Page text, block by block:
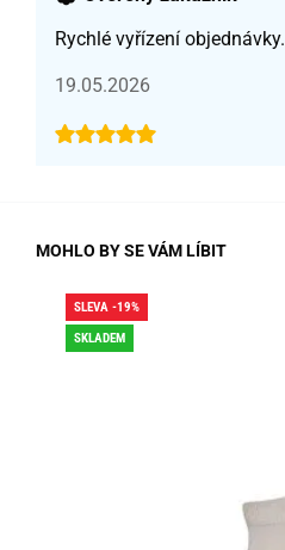
Rychlé vyřízení objednávky.
19.05.2026
MOHLO BY SE VÁM LÍBIT
SLEVA -19%
SKLADEM